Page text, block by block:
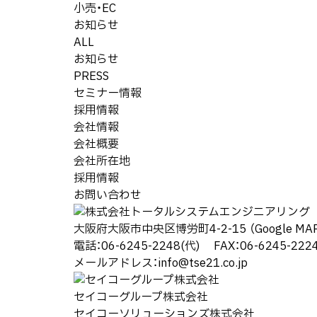
小売・EC
お知らせ
ALL
お知らせ
PRESS
セミナー情報
採用情報
会社情報
会社概要
会社所在地
採用情報
お問い合わせ
大阪府大阪市中央区博労町4-2-15 （Google
電話：06-6245-2248(代) FAX：06-6245-
メールアドレス：info@tse21.co.jp
セイコーグループ株式会社